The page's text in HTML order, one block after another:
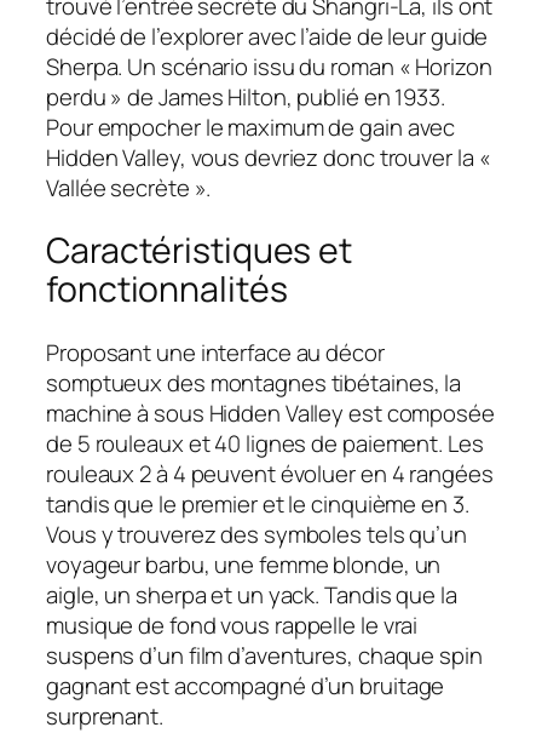
décidé de l’explorer avec l’aide de leur guide
Sherpa. Un scénario issu du roman « Horizon
perdu » de James Hilton, publié en 1933.
Pour empocher le maximum de gain avec
Hidden Valley, vous devriez donc trouver la «
Vallée secrète ».
Caractéristiques et
fonctionnalités
Proposant une interface au décor
somptueux des montagnes tibétaines, la
machine à sous Hidden Valley est composée
de 5 rouleaux et 40 lignes de paiement. Les
rouleaux 2 à 4 peuvent évoluer en 4 rangées
tandis que le premier et le cinquième en 3.
Vous y trouverez des symboles tels qu’un
voyageur barbu, une femme blonde, un
aigle, un sherpa et un yack. Tandis que la
musique de fond vous rappelle le vrai
suspens d’un film d’aventures, chaque spin
gagnant est accompagné d’un bruitage
surprenant.